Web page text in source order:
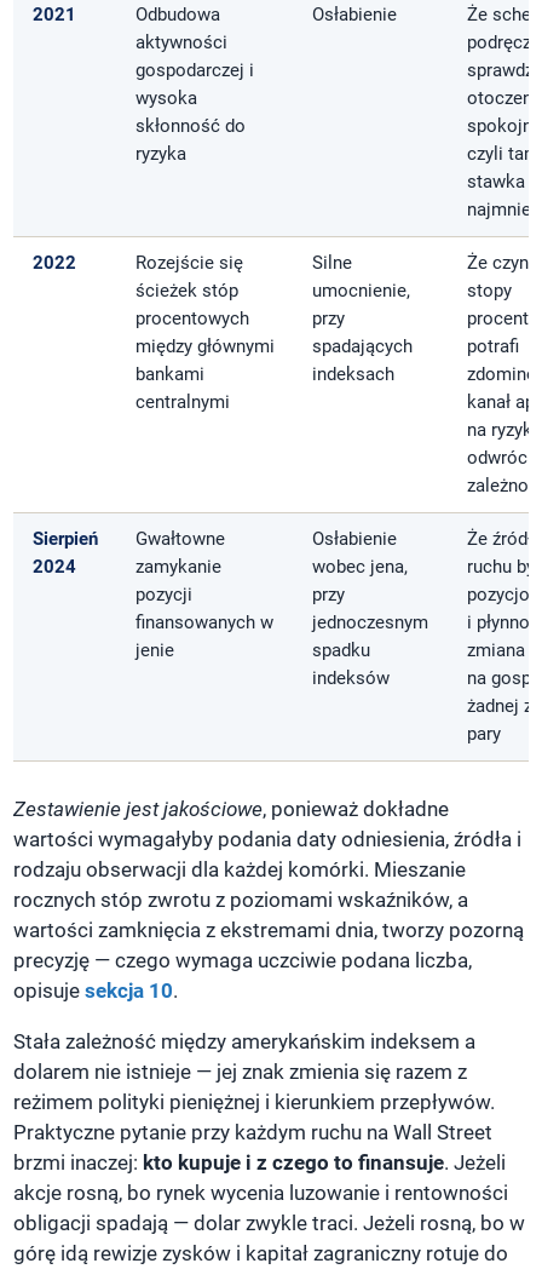
2021
Odbudowa
aktywności
gospodarczej i
wysoka
skłonność do
ryzyka
Osłabienie
Że
czyli
stawka
2022
Rozejście się
ścieżek stóp
procentowych
między głównymi
bankami
centralnymi
Silne
umocnienie,
przy
spadających
indeksach
Że
stopy
potrafi
kanał
na
Sierpień
2024
Gwałtowne
zamykanie
pozycji
finansowanych w
jenie
Osłabienie
wobec jena,
przy
jednoczesnym
spadku
indeksów
Że
ruchu
i
zmiana
na
żadnej
pary
Zestawienie jest jakościowe, ponieważ dokładne
wartości wymagałyby podania daty odniesienia, źródła i
rodzaju obserwacji dla każdej komórki. Mieszanie
rocznych stóp zwrotu z poziomami wskaźników, a
wartości zamknięcia z ekstremami dnia, tworzy pozorną
precyzję — czego wymaga uczciwie podana liczba,
opisujesekcja 10.
Stała zależność między amerykańskim indeksem a
dolarem nie istnieje — jej znak zmienia się razem z
reżimem polityki pieniężnej i kierunkiem przepływów.
Praktyczne pytanie przy każdym ruchu na Wall Street
brzmi inaczej: kto kupuje i z czego to finansuje. Jeżeli
akcje rosną, bo rynek wycenia luzowanie i rentowności
obligacji spadają — dolar zwykle traci. Jeżeli rosną, bo w
górę idą rewizje zysków i kapitał zagraniczny rotuje do